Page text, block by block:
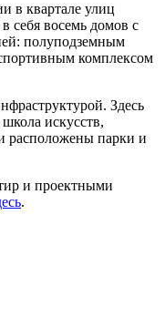
в квартале улиц
себя восемь домов с
полуподземным
комплексом
Здесь
искусств,
расположены парки и
и проектными
.